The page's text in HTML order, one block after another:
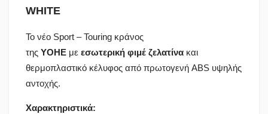
WHITE
Το νέο Sport – Touring κράνος
της YOHE με εσωτερική φιμέ ζελατίνα και
θερμοπλαστικό κέλυφος από πρωτογενή ABS υψηλής
αντοχής.
Χαρακτηριστικά: